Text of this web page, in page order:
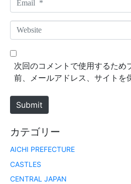
*
m
a
*
W
e
b
e
次回のコメントで使用するため
前、メールアドレス、サイトを
Submit
カテゴリー
AICHI PREFECTURE
CASTLES
CENTRAL JAPAN